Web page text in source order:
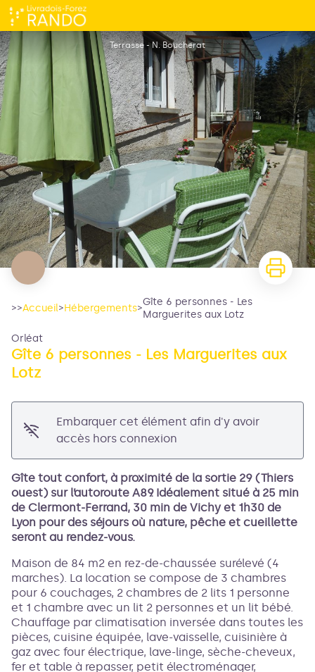
Gîte 6 personnes - Les Marguerites aux Lotz
Terrasse - N. Boucherat
>>Accueil>Hébergements>
Gîte 6 personnes - Les
Marguerites aux Lotz
Orléat
Gîte 6 personnes - Les Marguerites aux
Lotz
Embarquer cet élément afin d'y avoir
accès hors connexion
Gîte tout confort, à proximité de la sortie 29 (Thiers
ouest) sur l’autoroute A89. Idéalement situé à 25 min
de Clermont-Ferrand, 30 min de Vichy et 1h30 de
Lyon pour des séjours où nature, pêche et cueillette
seront au rendez-vous.
Maison de 84 m2 en rez-de-chaussée surélevé (4
marches). La location se compose de 3 chambres
pour 6 couchages, 2 chambres de 2 lits 1 personne
et 1 chambre avec un lit 2 personnes et un lit bébé.
Chauffage par climatisation inversée dans toutes les
pièces, cuisine équipée, lave-vaisselle, cuisinière à
gaz avec four électrique, lave-linge, sèche-cheveux,
fer et table à repasser, petit électroménager,